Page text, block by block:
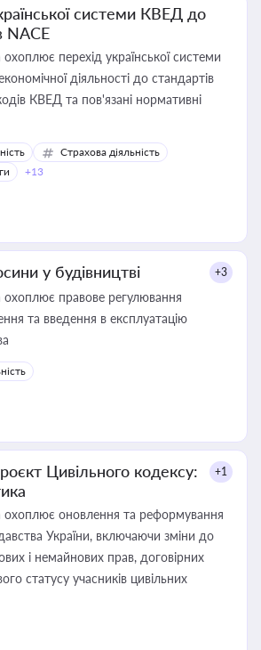
системи КВЕД до
NACE
охоплює перехід української системи
діяльності до стандартів
КВЕД та пов'язані нормативні
Страхова діяльність
+13
у будівництві +3
охоплює правове регулювання
та введення в експлуатацію
Цивільного кодексу:
+1
охоплює оновлення та реформування
України, включаючи зміни до
і немайнових прав, договірних
статусу учасників цивільних